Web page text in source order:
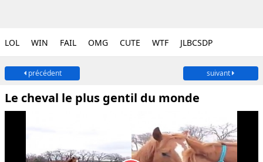
LOL WIN FAIL OMG CUTE WTF JLBCSDP
précédent suivant
Le cheval le plus gentil du monde